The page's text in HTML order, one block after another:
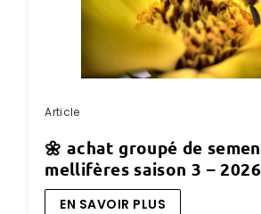
Article
🌼 achat groupé de semences
mellifères saison 3 – 2026
EN SAVOIR PLUS